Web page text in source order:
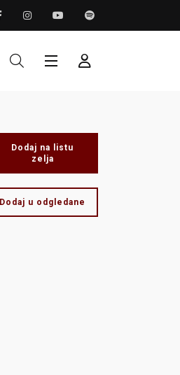
Dodaj na listu
zelja
Dodaj u odgledane